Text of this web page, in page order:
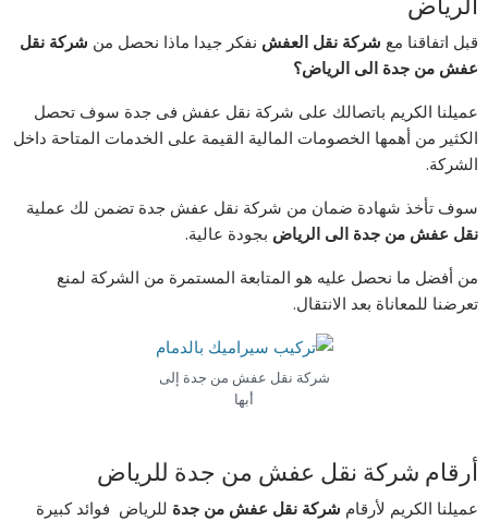
الرياض
قبل اتفاقنا مع شركة نقل العفش نفكر جيدا ماذا نحصل من شركة نقل
عفش من جدة الى الرياض؟
عميلنا الكريم باتصالك على شركة نقل عفش فى جدة سوف تحصل
الكثير من أهمها الخصومات المالية القيمة على الخدمات المتاحة داخل
الشركة.
سوف تأخذ شهادة ضمان من شركة نقل عفش جدة تضمن لك عملية
نقل عفش من جدة الى الرياض بجودة عالية.
من أفضل ما نحصل عليه هو المتابعة المستمرة من الشركة لمنع
تعرضنا للمعاناة بعد الانتقال.
شركة نقل عفش من جدة إلى
أبها
أرقام شركة نقل عفش من جدة للرياض
عميلنا الكريم لأرقام شركة نقل عفش من جدة للرياض فوائد كبيرة